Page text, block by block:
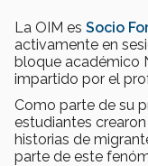
La OIM es Socio
activamente en
bloque académico
impartido por el
Como parte de su
estudiantes
historias de
parte de este